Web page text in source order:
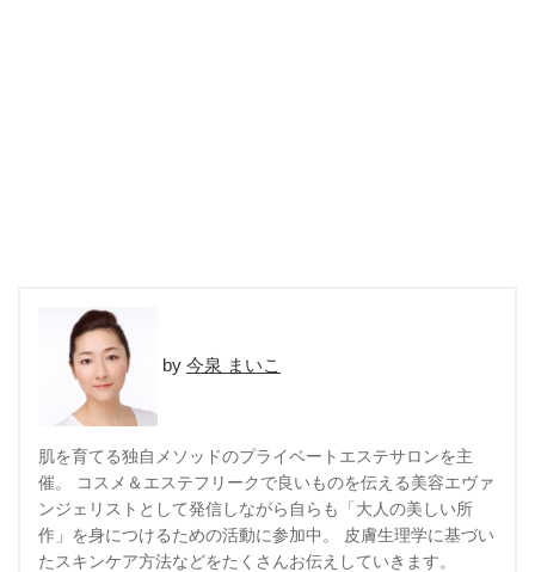
今泉 まいこ
肌を育てる独自メソッドのプライベートエステサロンを主
催。 コスメ＆エステフリークで良いものを伝える美容エヴァ
ンジェリストとして発信しながら自らも「大人の美しい所
作」を身につけるための活動に参加中。 皮膚生理学に基づい
たスキンケア方法などをたくさんお伝えしていきます。